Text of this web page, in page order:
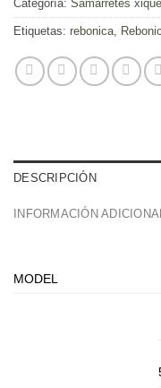
Categoría: Samarretes
Etiquetas: rebonica
DESCRIPCIÓN
INFORMACIÓN ADICIONAL
MODEL